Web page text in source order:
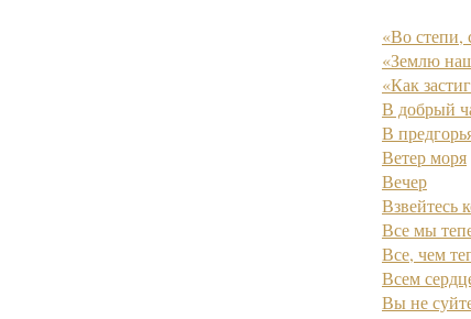
«Во степи,
«Землю
«Как
В добрый
В
Ветер моря
Вечер
Взвейтесь
Все мы
Все, чем
Всем
Вы не